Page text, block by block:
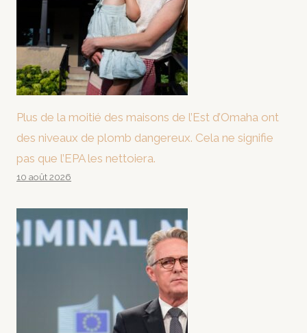
Plus de la moitié des maisons de l’Est d’Omaha ont
des niveaux de plomb dangereux. Cela ne signifie
pas que l’EPA les nettoiera.
10 août 2026